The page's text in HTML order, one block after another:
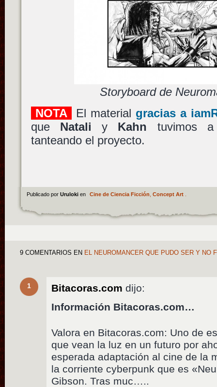
Storyboard de
NOTA
El material gracias a
que Natali y Kahn tuvimos
tanteando el proyecto.
Publicado por Uruloki en Cine de Ciencia Ficción Concept Art.
9 COMENTARIOS EN EL NEUROMANCER QUE PUDO SER Y
1 Bitacoras.com dijo:
Información Bitacoras.com…
Valora en Bitacoras.com: Uno de
que vean la luz en un futuro por
esperada adaptación al cine de la
la corriente cyberpunk que es
Gibson. Tras muc…..